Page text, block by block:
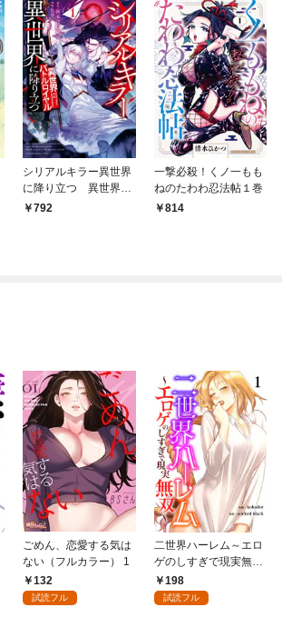
シリアルキラー異世界
に降り立つ 異世界バ
トルロイヤル1巻
792
一撃必殺！くノ一もも
ねのたわわ忍法帖１巻
814
ごめん、恋愛する気は
ない（フルカラー） 1
132
試読フル
二世界ハーレム～エロ
ゲのしすぎで現実無双
～１198
試読フル